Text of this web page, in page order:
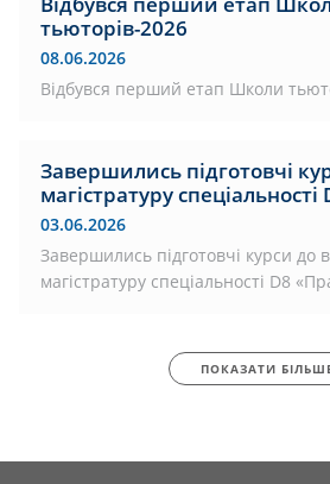
тьюторів-2026
08.06.2026
Відбувся перший етап Школи
Завершились підготовчі
магістратуру
03.06.2026
Завершились підготовчі курси до
магістратуру спеціальності D8
ПОКАЗАТИ